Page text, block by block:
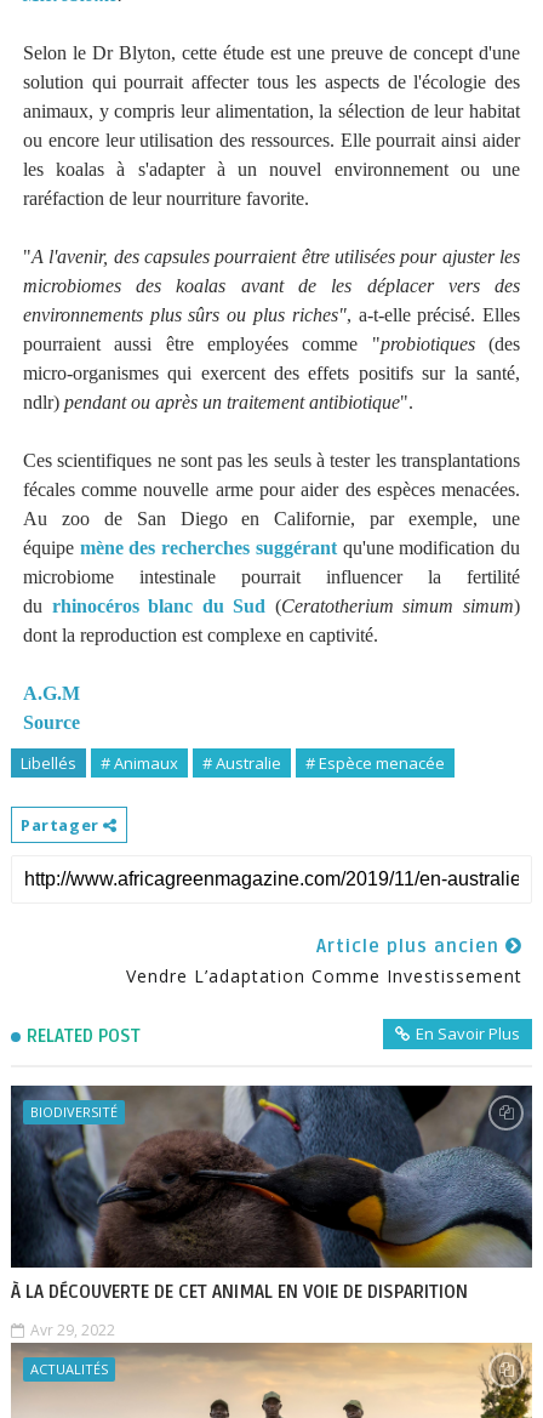
Selon le Dr Blyton, cette étude est une preuve de concept d'une
solution qui pourrait affecter tous les aspects de l'écologie des
animaux, y compris leur alimentation, la sélection de leur habitat
ou encore leur utilisation des ressources. Elle pourrait ainsi aider
les koalas à s'adapter à un nouvel environnement ou une
raréfaction de leur nourriture favorite.
"A l'avenir, des capsules pourraient être utilisées pour ajuster les
microbiomes des koalas avant de les déplacer vers des
environnements plus sûrs ou plus riches", a-t-elle précisé. Elles
pourraient aussi être employées comme "probiotiques(des
micro-organismes qui exercent des effets positifs sur la santé,
ndlr) pendant ou après un traitement antibiotique".
Ces scientifiques ne sont pas les seuls à tester les transplantations
fécales comme nouvelle arme pour aider des espèces menacées.
Au zoo de San Diego en Californie, par exemple, une
équipe mène des recherches suggérantqu'une modification du
microbiome intestinale pourrait influencer la fertilité
du rhinocéros blanc du Sud (Ceratotherium simum simum)
dont la reproduction est complexe en captivité.
A.G.M
Source
Libellés # Animaux # Australie # Espèce menacée
Partager
Article plus ancien
Vendre L’adaptation Comme Investissement
RELATED POST En Savoir Plus
BIODIVERSITÉ
À LA DÉCOUVERTE DE CET ANIMAL EN VOIE DE DISPARITION
Avr 29, 2022
ACTUALITÉS